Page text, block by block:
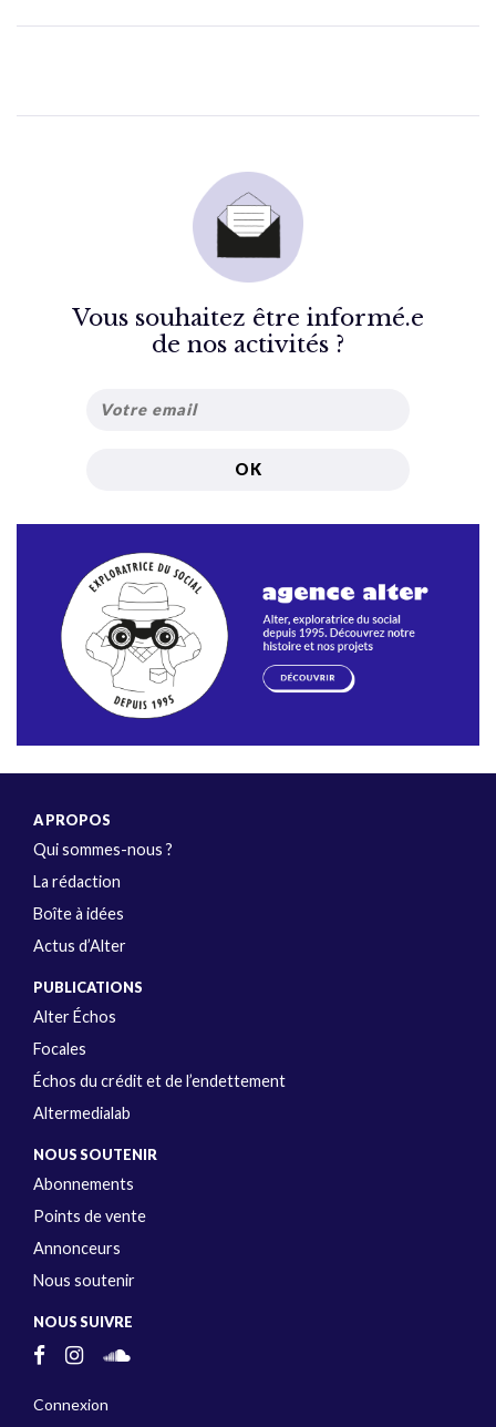
Vous souhaitez être informé.e
de nos activités ?
A PROPOS
Qui sommes-nous ?
La rédaction
Boîte à idées
Actus d’Alter
PUBLICATIONS
Alter Échos
Focales
Échos du crédit et de l’endettement
Altermedialab
NOUS SOUTENIR
Abonnements
Points de vente
Annonceurs
Nous soutenir
NOUS SUIVRE
Connexion